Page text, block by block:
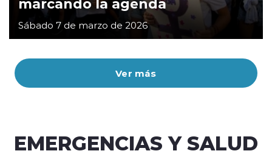
Ver más
Sábado 7 de marzo de 2026
EMERGENCIAS Y SALUD